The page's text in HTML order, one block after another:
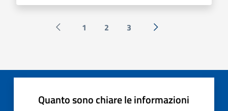
Pagina precedente
1 2 3 Successiva »
Quanto sono chiare le informazioni